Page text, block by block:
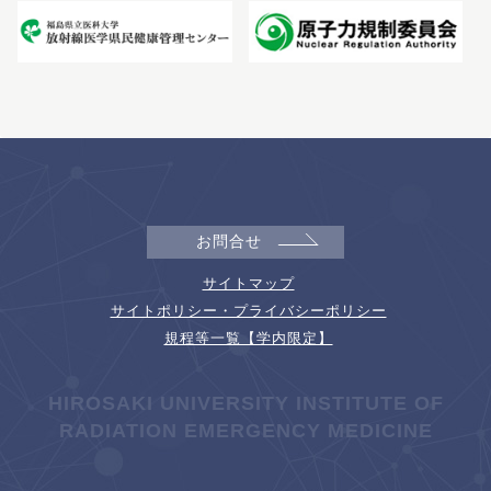
お問合せ
サイトマップ
サイトポリシー・プライバシーポリシー
規程等一覧【学内限定】
HIROSAKI UNIVERSITY INSTITUTE OF
RADIATION EMERGENCY MEDICINE